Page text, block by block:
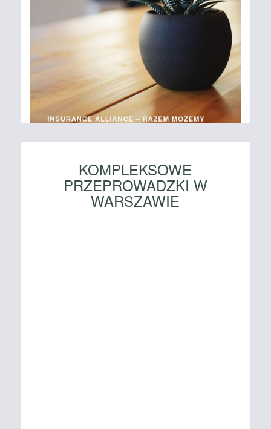
KOMPLEKSOWE
PRZEPROWADZKI W
WARSZAWIE